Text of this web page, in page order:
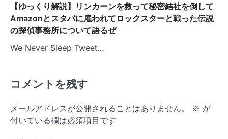
【ゆっくり解説】リンカーンを救って秘密結社を倒して
Amazonとスタバに雇われてロックスターと戦った伝説
の探偵事務所について語るぜ
We Never Sleep Tweet…
コメントを残す
メールアドレスが公開されることはありません。 ※ が
付いている欄は必須項目です